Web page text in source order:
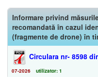
Informare privind
recomandată în cazul
(fragmente de drone) în
Circulara nr- 8598
07-2026 utilizator: 1